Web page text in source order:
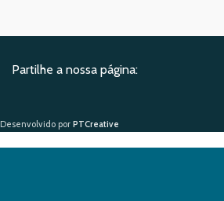
Partilhe a nossa página:
Desenvolvido por PTCreative